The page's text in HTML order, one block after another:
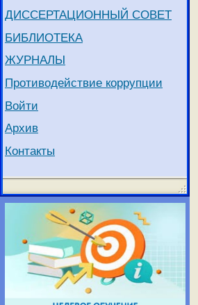
ДИССЕРТАЦИОННЫЙ СОВЕТ
БИБЛИОТЕКА
ЖУРНАЛЫ
Противодействие коррупции
Войти
Архив
Контакты